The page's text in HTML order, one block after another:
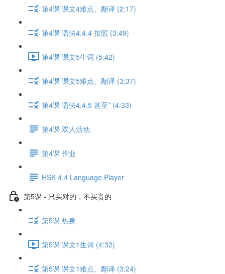
第4课 课文4难点、翻译 (2:17)
第4课 语法4.4.4 按照 (3:49)
第4课 课文5生词 (5:42)
第4课 课文5难点、翻译 (3:37)
第4课 语法4.4.5 甚至* (4:33)
第4课 双人活动
第4课 作业
HSK 4.4 Language Player
第5课 - 只买对的，不买贵的
第5课 热身
第5课 课文1生词 (4:32)
第5课 课文1难点、翻译 (3:24)